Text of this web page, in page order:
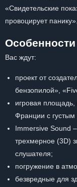
«Свидетельские
провоцирует панику».
Особенности
Вас ждут:
проект от
бензопилой»,
игровая площадь,
Франции с
Immersive Sound
трехмерное (3D)
слушателя;
погружение в
безвредные для